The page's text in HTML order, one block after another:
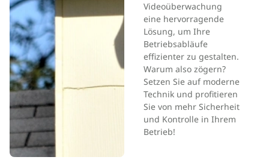
Videoüberwachung
eine hervorragende
Lösung, um Ihre
Betriebsabläufe
effizienter zu gestalten.
Warum also zögern?
Setzen Sie auf moderne
Technik und profitieren
Sie von mehr Sicherheit
und Kontrolle in Ihrem
Betrieb!